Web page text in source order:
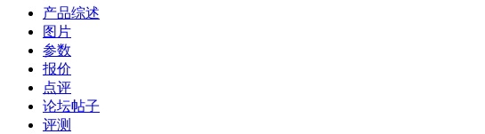
产品综述
图片
参数
报价
点评
论坛帖子
评测